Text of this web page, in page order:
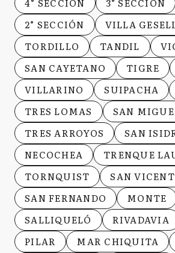
2° SECCIÓN
VILLA
TORDILLO
TANDIL
SAN CAYETANO
TIGRE
VILLARINO
SUIPACHA
TRES LOMAS
SAN
TRES ARROYOS
SAN
NECOCHEA
TRENQUE
TORNQUIST
SAN
SAN FERNANDO
MONTE
SALLIQUELÓ
RIVADAVIA
PILAR
MAR CHIQUITA